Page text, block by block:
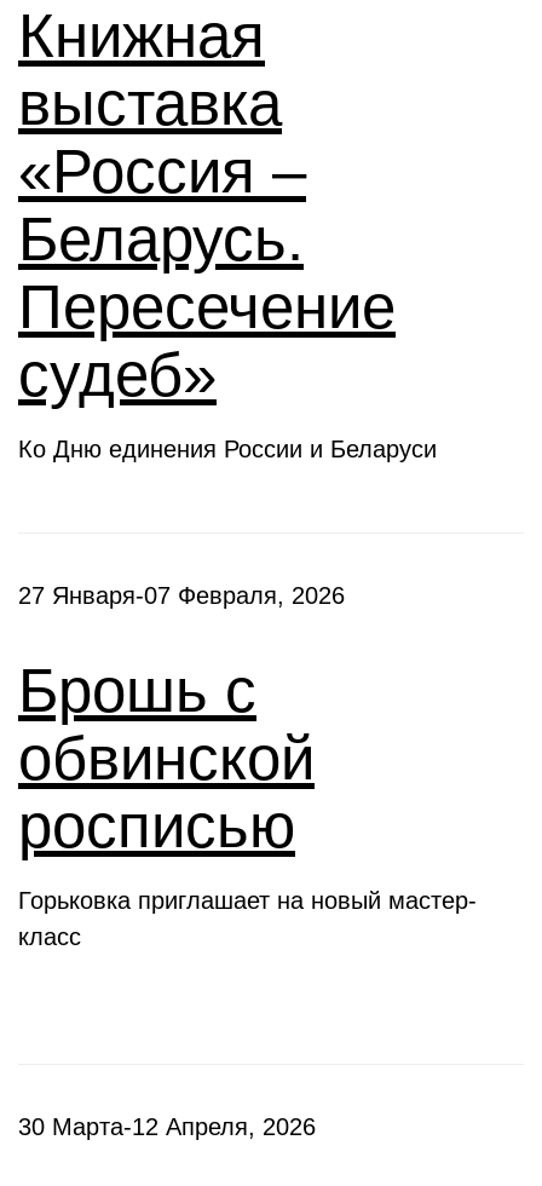
Книжная
выставка
«Россия –
Беларусь.
Пересечение
судеб»
Ко Дню единения России и Беларуси
27 Января-07 Февраля, 2026
Брошь с
обвинской
росписью
Горьковка приглашает на новый мастер-
класс
30 Марта-12 Апреля, 2026